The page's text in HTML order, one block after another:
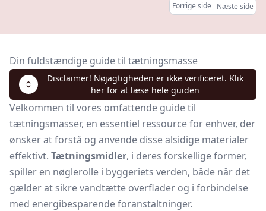
Forrige side Næste side
Din fuldstændige guide til tætningsmasse
Disclaimer! Nøjagtigheden er ikke verificeret. Klik
her for at læse hele guiden
Velkommen til vores omfattende guide til
tætningsmasser, en essentiel ressource for enhver, der
ønsker at forstå og anvende disse alsidige materialer
effektivt. Tætningsmidler, i deres forskellige former,
spiller en nøglerolle i byggeriets verden, både når det
gælder at sikre vandtætte overflader og i forbindelse
med energibesparende foranstaltninger.